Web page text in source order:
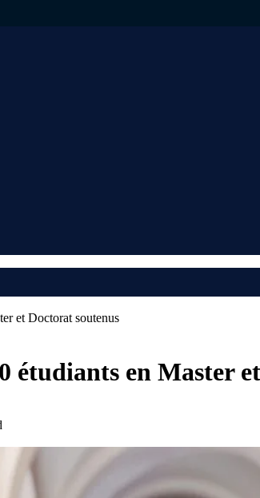
et Doctorat soutenus
étudiants en Master